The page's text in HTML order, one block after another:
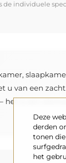
individuele
u van een
het is een
Deze
derden
tonen
het